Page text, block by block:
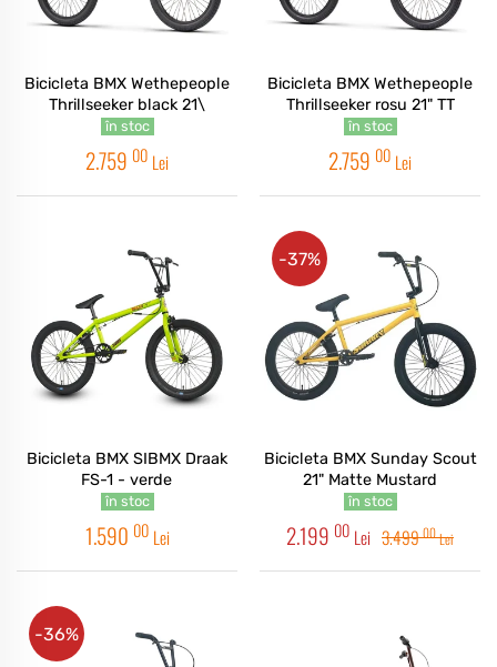
Bicicleta BMX Wethepeople
Thrillseeker black 21\
în stoc
2.759 00 Lei
Bicicleta BMX Wethepeople
Thrillseeker rosu 21" TT
în stoc
2.759 00 Lei
Bicicleta BMX SIBMX Draak
FS-1 - verde
în stoc
1.590 00 Lei
Bicicleta BMX Sunday Scout
21" Matte Mustard
în stoc
2.199 00 Lei 3.49900Lei
-37%
-36%